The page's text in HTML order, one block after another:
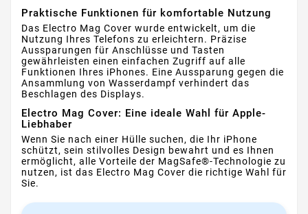
Praktische Funktionen für komfortable Nutzung
Das Electro Mag Cover wurde entwickelt, um die
Nutzung Ihres Telefons zu erleichtern. Präzise
Aussparungen für Anschlüsse und Tasten
gewährleisten einen einfachen Zugriff auf alle
Funktionen Ihres iPhones. Eine Aussparung gegen die
Ansammlung von Wasserdampf verhindert das
Beschlagen des Displays.
Electro Mag Cover: Eine ideale Wahl für Apple-
Liebhaber
Wenn Sie nach einer Hülle suchen, die Ihr iPhone
schützt, sein stilvolles Design bewahrt und es Ihnen
ermöglicht, alle Vorteile der MagSafe®-Technologie zu
nutzen, ist das Electro Mag Cover die richtige Wahl für
Sie.